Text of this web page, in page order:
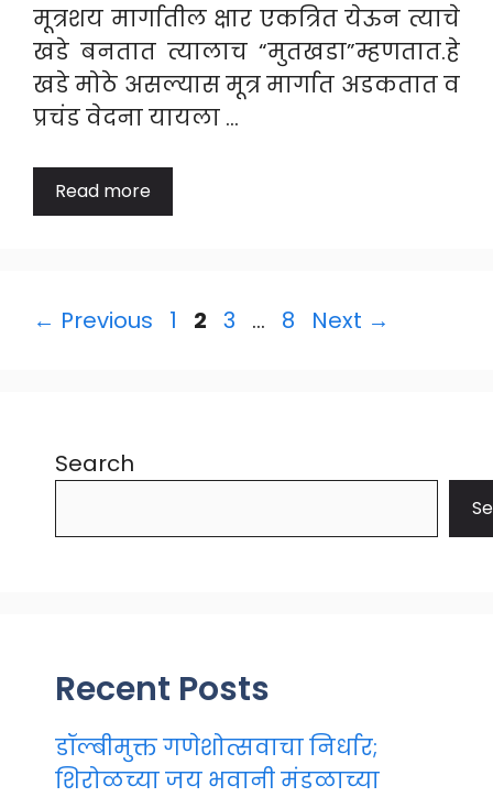
मूत्रशय मार्गातील क्षार एकत्रित येऊन त्याचे
खडे बनतात त्यालाच “मुतखडा”म्हणतात.हे
खडे मोठे असल्यास मूत्र मार्गात अडकतात व
प्रचंड वेदना यायला …
Read more
← Previous Page
1 Page
2 Page
3 … Page
8 Next →
Search
Recent Posts
डॉल्बीमुक्त गणेशोत्सवाचा निर्धार;
शिरोळच्या जय भवानी मंडळाच्या